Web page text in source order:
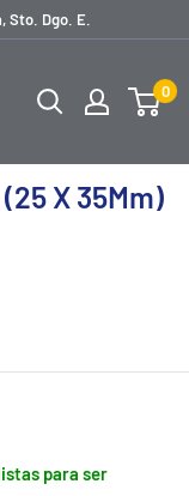
Sto. Dgo. E.
0
X 35Mm)
para ser